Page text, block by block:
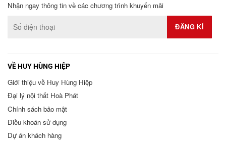
Nhận ngay thông tin về các chương trình khuyến mãi
VỀ HUY HÙNG HIỆP
Giới thiệu về Huy Hùng Hiệp
Đại lý nội thất Hoà Phát
Chính sách bảo mật
Điều khoản sử dụng
Dự án khách hàng